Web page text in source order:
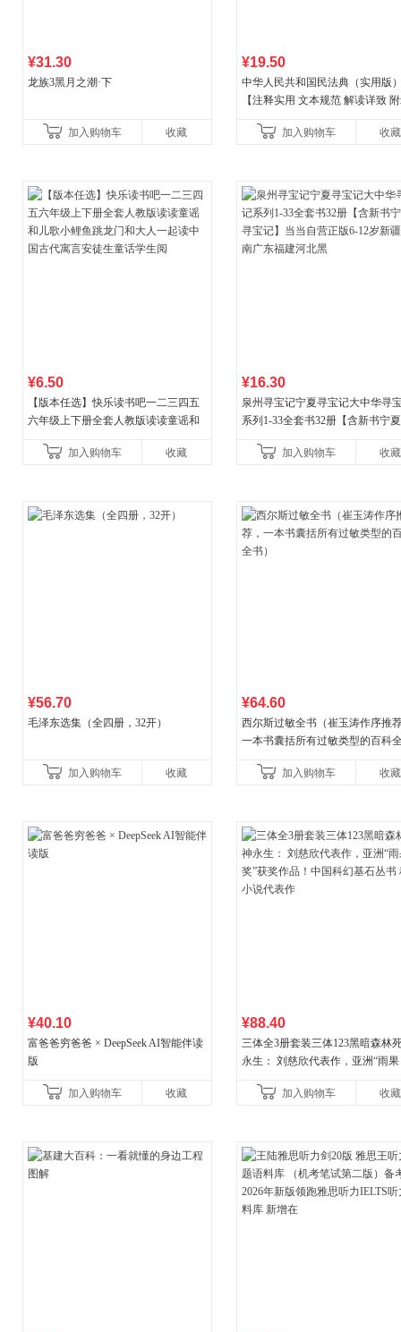
¥31.30
龙族3黑月之潮·下
加入购物车 收藏
¥19.50
中华人民共和国民法典（实用版
【注释实用 文本规范 解读详致
加入购物车
收藏
¥6.50
【版本任选】快乐读书吧一二三四五
六年级上下册全套人教版读读童谣和
古代寓言安徒生童话学生阅
加入购物车 收藏
¥16.30
泉州寻宝记宁夏寻宝记大中华寻
系列1-33全套书32册【含新书宁
广东福建河北黑
加入购物车 收藏
¥56.70
毛泽东选集（全四册，32开）
加入购物车 收藏
¥64.60
西尔斯过敏全书（崔玉涛作序推
一本书囊括所有过敏类型的百科
加入购物车
收藏
¥40.10
富爸爸穷爸爸 × DeepSeek AI智能伴读
版
加入购物车 收藏
¥88.40
三体全3册套装三体123黑暗森林
永生： 刘慈欣代表作，亚洲“雨果
小说代表作加入购物车 收藏